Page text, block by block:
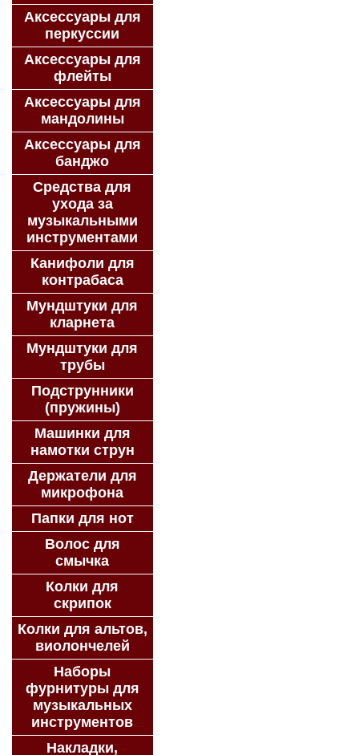
Аксессуары для
перкуссии
Аксессуары для
флейты
Аксессуары для
мандолины
Аксессуары для
банджо
Средства для
ухода за
музыкальными
инструментами
Канифоли для
контрабаса
Мундштуки для
кларнета
Мундштуки для
трубы
Подструнники
(пружины)
Машинки для
намотки струн
Держатели для
микрофона
Папки для нот
Волос для
смычка
Колки для
скрипок
Колки для альтов,
виолончелей
Наборы
фурнитуры для
музыкальных
инструментов
Накладки,